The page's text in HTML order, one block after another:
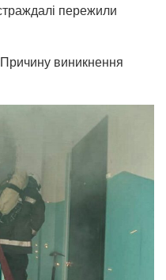
пережили
виникнення